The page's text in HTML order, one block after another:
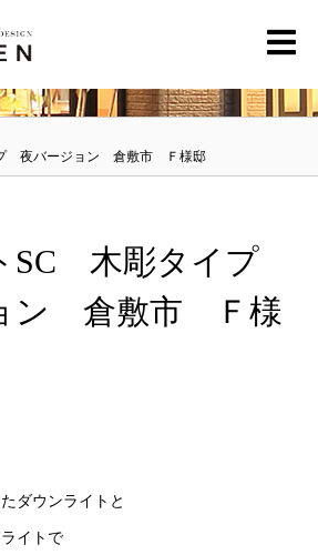
夜バージョン 倉敷市 Ｆ様邸
SC 木彫タイプ
ン 倉敷市 Ｆ様
ダウンライトと
イトで